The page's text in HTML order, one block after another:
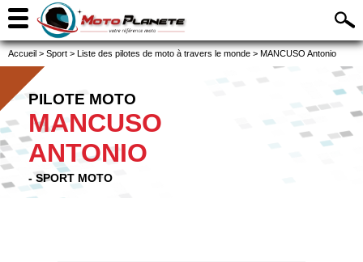
Accueil > Sport > Liste des pilotes de moto à travers le monde > MANCUSO Antonio
PILOTE MOTO
MANCUSO
ANTONIO
- SPORT MOTO